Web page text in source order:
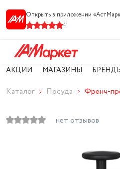
Открыть в приложении
41
АКЦИИ МАГАЗИНЫ
Каталог Посуда Френч-
нет отзывов